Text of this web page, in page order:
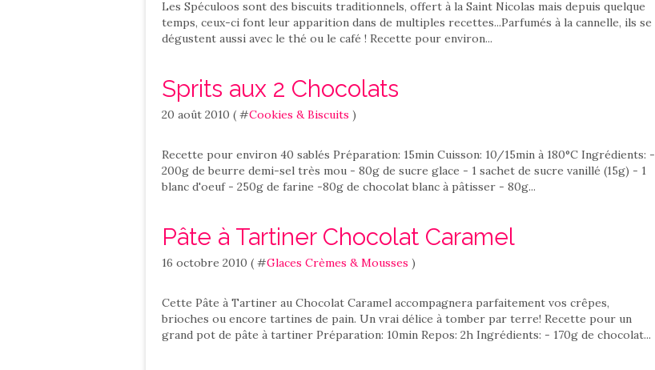
Les Spéculoos sont des biscuits traditionnels, offert à la Saint Nicolas mais depuis quelque
temps, ceux-ci font leur apparition dans de multiples recettes...Parfumés à la cannelle, ils se
dégustent aussi avec le thé ou le café ! Recette pour environ...
Sprits aux 2 Chocolats
20 août 2010 ( #Cookies & Biscuits )
Recette pour environ 40 sablés Préparation: 15min Cuisson: 10/15min à 180°C Ingrédients: -
200g de beurre demi-sel très mou - 80g de sucre glace - 1 sachet de sucre vanillé (15g) - 1
blanc d'oeuf - 250g de farine -80g de chocolat blanc à pâtisser - 80g...
Pâte à Tartiner Chocolat Caramel
16 octobre 2010 ( #Glaces Crèmes & Mousses )
Cette Pâte à Tartiner au Chocolat Caramel accompagnera parfaitement vos crêpes,
brioches ou encore tartines de pain. Un vrai délice à tomber par terre! Recette pour un
grand pot de pâte à tartiner Préparation: 10min Repos: 2h Ingrédients: - 170g de chocolat...